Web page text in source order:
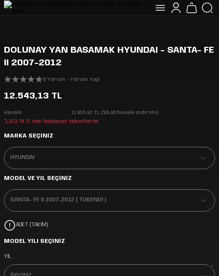
DOLUNAY YAN BASAMAK HYUNDAI - SANTA- FE
II 2007-2012
0 Yorum - Yorum Yap
12.543,13 TL
Havale
11.915,97 TL (%5,00 havale indirimi)
*1.213,76 TL den başlayan taksitlerle!
MARKA SEÇİNİZ
MODEL VE YIL SEÇİNİZ
ADET (TAKIM)
MODEL YILI SEÇİNİZ
YIL
*